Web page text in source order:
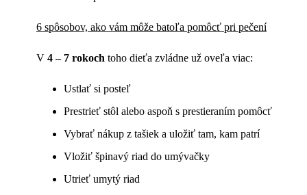
6 spôsobov, ako vám môže batoľa pomôcť pri pečení
V 4 – 7 rokoch toho dieťa zvládne už oveľa viac:
Ustlať si posteľ
Prestrieť stôl alebo aspoň s prestieraním pomôcť
Vybrať nákup z tašiek a uložiť tam, kam patrí
Vložiť špinavý riad do umývačky
Utrieť umytý riad